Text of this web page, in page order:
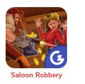
Saloon Robbery